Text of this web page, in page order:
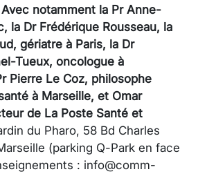
notamment la Pr Anne-
la Dr Frédérique Rousseau, la
gériatre à Paris, la Dr
Tueux, oncologue à
Pierre Le Coz, philosophe
à Marseille, et Omar
de La Poste Santé et
du Pharo, 58 Bd Charles
(parking Q-Park en face
: info@comm-